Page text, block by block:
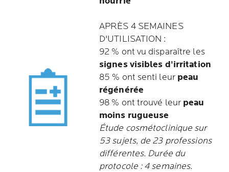
APRÈS 4 SEMAINES
D'UTILISATION :
92 % ont vu disparaître les
signes visibles d'irritation
85 % ont senti leur peau
régénérée
98 % ont trouvé leur peau
moins rugueuse
Étude cosmétoclinique sur
53 sujets, de 23 professions
différentes. Durée du
protocole : 4 semaines.